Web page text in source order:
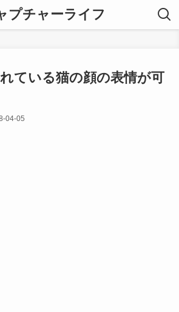
プチャーライフ
ている猫の顔の表情が可
04-05